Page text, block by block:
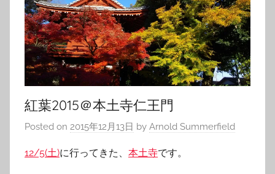
紅葉2015＠本土寺仁王門
Posted on 2015年12月13日 by Arnold Summerfield
12/5(土)に行ってきた、 本土寺です。